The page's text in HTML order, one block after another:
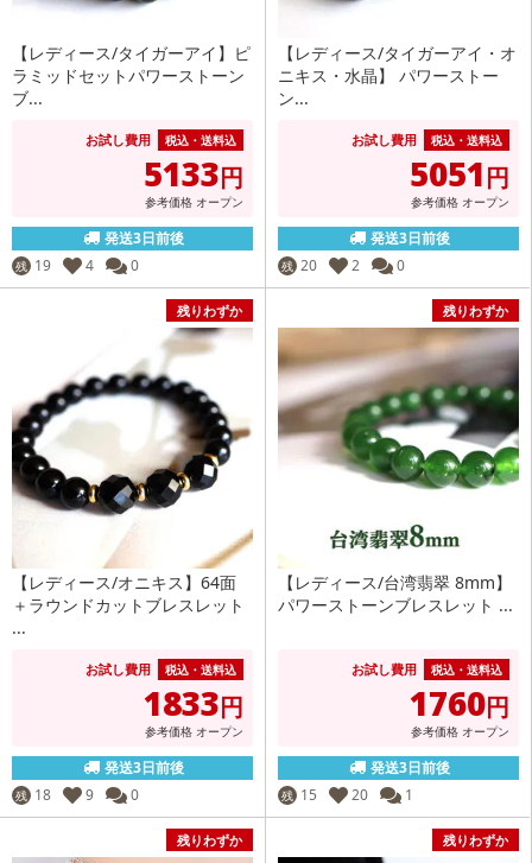
【レディース/タイガーアイ】ピ
ラミッドセットパワーストーン
ブ...
お試し費用 税込・送料込
5133円
参考価格 オープン
発送3日前後
残 19 4 0
【レディース/タイガーアイ・オ
ニキス・水晶】 パワーストー
ン...
お試し費用 税込・送料込
5051円
参考価格 オープン
発送3日前後
残 20 2 0
残りわずか
【レディース/オニキス】64面
＋ラウンドカットブレスレット
...
お試し費用 税込・送料込
1833円
参考価格 オープン
発送3日前後
残 18 9 0
残りわずか
【レディース/台湾翡翠 8mm】
パワーストーンブレスレット ...
お試し費用 税込・送料込
1760円
参考価格 オープン
発送3日前後
残 15 20 1
残りわずか 残りわずか